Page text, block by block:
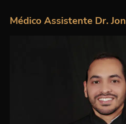
Médico Assistente Dr.